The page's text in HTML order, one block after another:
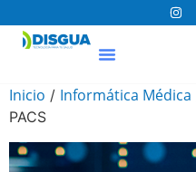
Inicio / Informática Médica
PACS